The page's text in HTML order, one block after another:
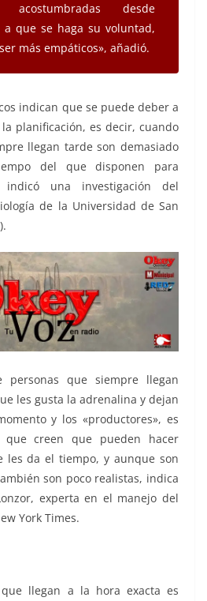
acostumbradas desde
a que se haga su voluntad,
más empáticos», añadió.
indican que se puede deber a
planificación, es decir, cuando
llegan tarde son demasiado
del que disponen para
una investigación del
de la Universidad de San
personas que siempre llegan
les gusta la adrenalina y dejan
y los «productores», es
que creen que pueden hacer
les da el tiempo, y aunque son
son poco realistas, indica
experta en el manejo del
York Times.
llegan a la hora exacta es